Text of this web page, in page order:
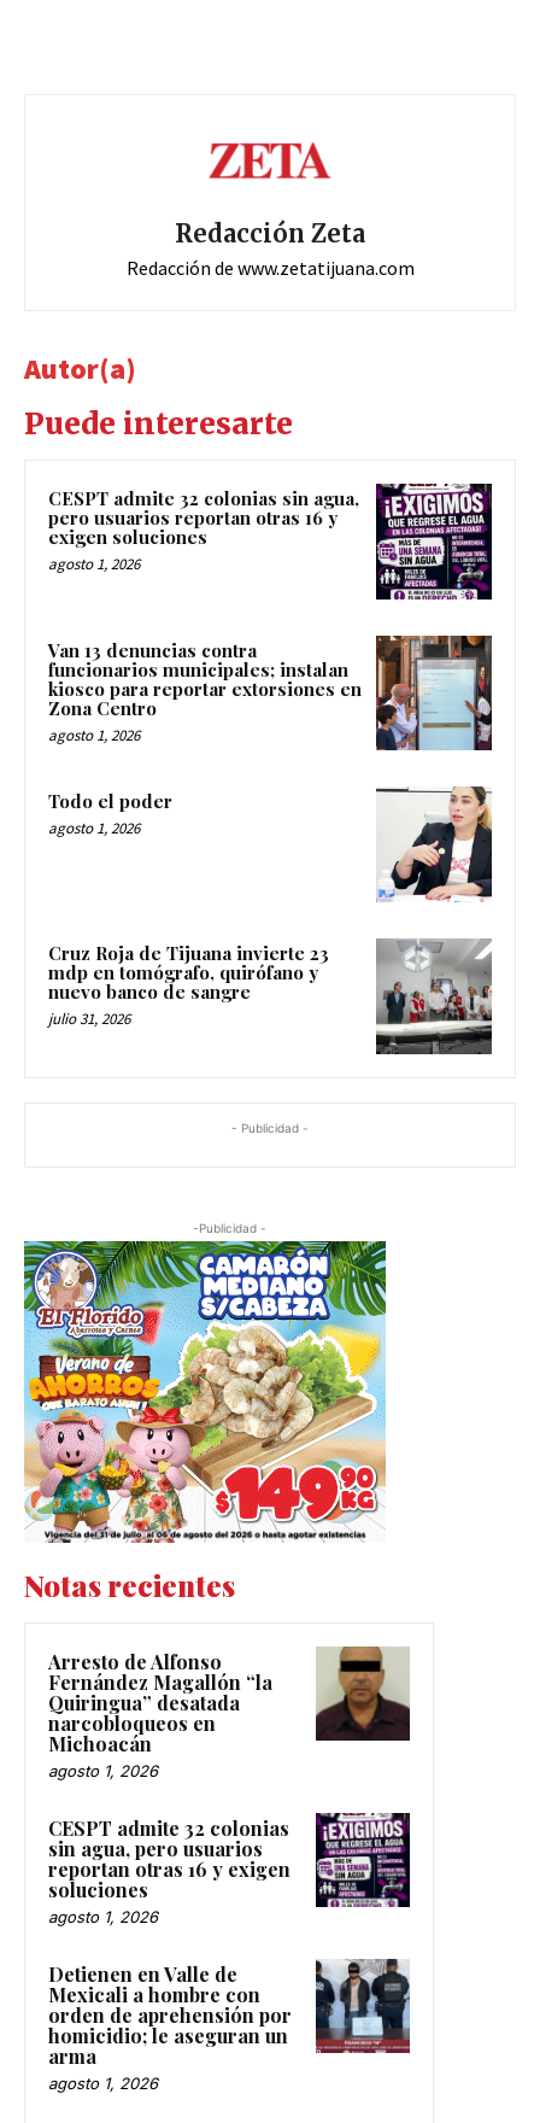
Redacción Zeta
Redacción de www.zetatijuana.com
Autor(a)
Puede interesarte
CESPT admite 32 colonias sin agua,
pero usuarios reportan otras 16 y
exigen soluciones
agosto 1, 2026
Van 13 denuncias contra
funcionarios municipales; instalan
kiosco para reportar extorsiones en
Zona Centro
agosto 1, 2026
Todo el poder
agosto 1, 2026
Cruz Roja de Tijuana invierte 23
mdp en tomógrafo, quirófano y
nuevo banco de sangre
julio 31, 2026
- Publicidad -
-Publicidad -
Notas recientes
Arresto de Alfonso
Fernández Magallón “la
Quiringua” desatada
narcobloqueos en
Michoacán
agosto 1, 2026
CESPT admite 32 colonias
sin agua, pero usuarios
reportan otras 16 y exigen
soluciones
agosto 1, 2026
Detienen en Valle de
Mexicali a hombre con
orden de aprehensión por
homicidio; le aseguran un
arma
agosto 1, 2026